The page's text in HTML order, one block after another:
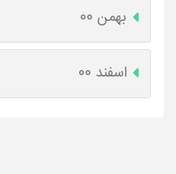
بهمن 00
اسفند 00